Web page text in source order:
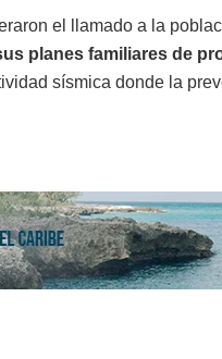
el llamado a la
planes familiares de
sísmica donde la